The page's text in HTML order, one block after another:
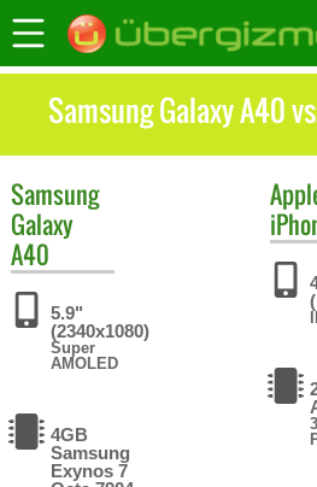
Samsung Galaxy A40
Samsung
Galaxy
A40
5.9"
(2340x1080)
Super
AMOLED
4GB
Samsung
Exynos 7